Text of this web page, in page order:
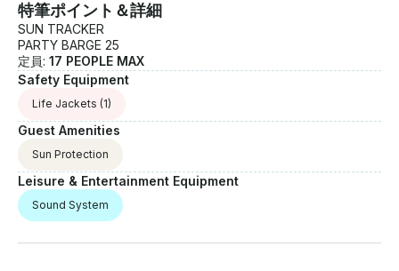
特筆ポイント＆詳細
SUN TRACKER
PARTY BARGE 25
定員: 17 PEOPLE MAX
Safety Equipment
Life Jackets (1)
Guest Amenities
Sun Protection
Leisure & Entertainment Equipment
Sound System